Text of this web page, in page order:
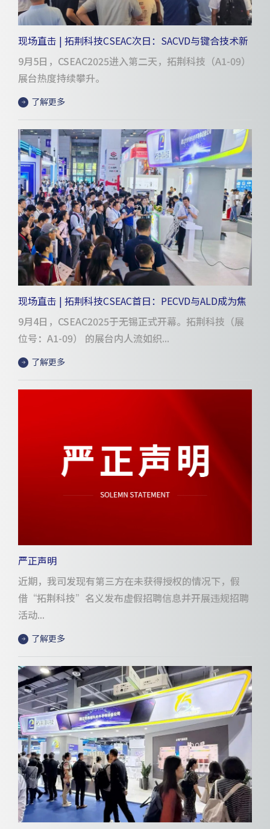
现场直击 | 拓荆科技CSEAC次日：SACVD与键合技术新
进展引热议
9月5日，CSEAC2025进入第二天，拓荆科技（A1-09）
展台热度持续攀升。
了解更多
现场直击 | 拓荆科技CSEAC首日：PECVD与ALD成为焦
点
9月4日，CSEAC2025于无锡正式开幕。拓荆科技（展
位号：A1-09） 的展台内人流如织...
了解更多
严正声明
近期，我司发现有第三方在未获得授权的情况下，假
借“拓荆科技”名义发布虚假招聘信息并开展违规招聘
活动...
了解更多